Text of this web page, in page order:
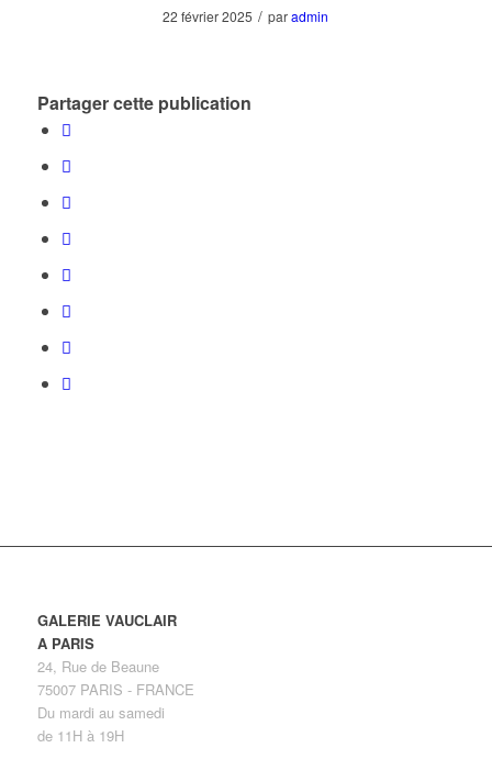
22 février 2025 / paradmin
Partager cette publication
GALERIE VAUCLAIR
A PARIS
24, Rue de Beaune
75007 PARIS - FRANCE
Du mardi au samedi
de 11H à 19H